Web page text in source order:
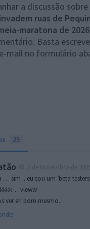
a discussão sobre
ruas de
maratona de 2026
Basta
mail no formulário
25
… sim .. eu sou um ‘beta
vleww
ver eh bom mesmo..